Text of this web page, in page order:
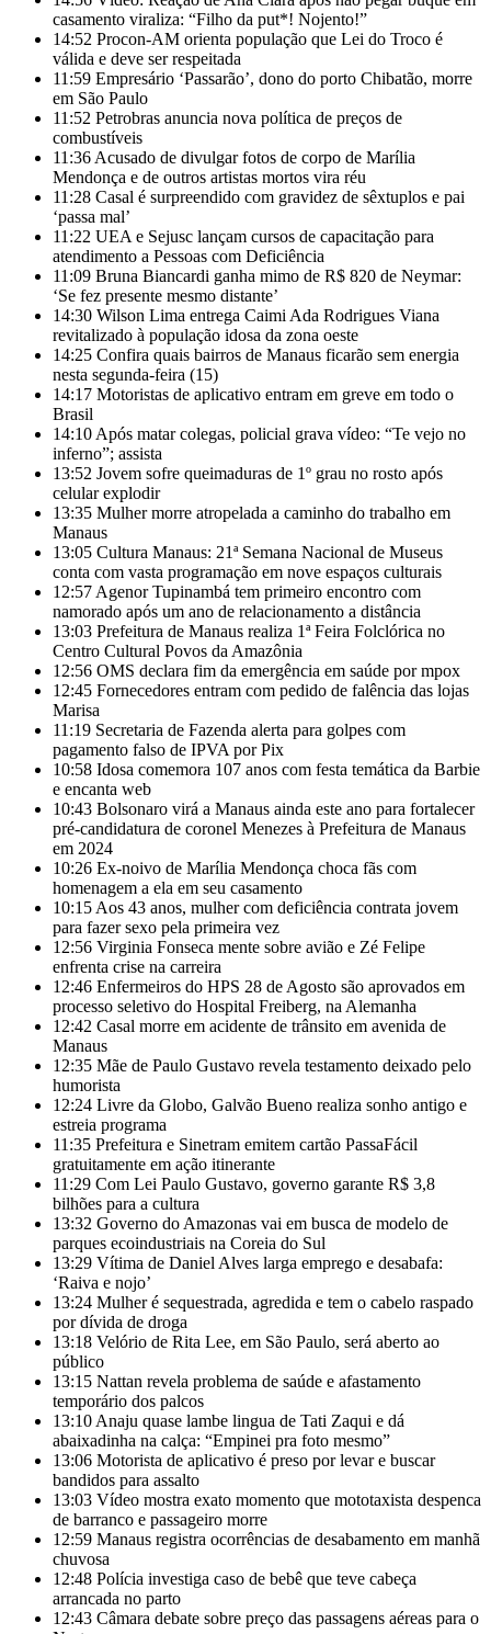
casamento viraliza: “Filho da put*! Nojento!”
14:52 Procon-AM orienta população que Lei do Troco é
válida e deve ser respeitada
11:59 Empresário ‘Passarão’, dono do porto Chibatão, morre
em São Paulo
11:52 Petrobras anuncia nova política de preços de
combustíveis
11:36 Acusado de divulgar fotos de corpo de Marília
Mendonça e de outros artistas mortos vira réu
11:28 Casal é surpreendido com gravidez de sêxtuplos e pai
‘passa mal’
11:22 UEA e Sejusc lançam cursos de capacitação para
atendimento a Pessoas com Deficiência
11:09 Bruna Biancardi ganha mimo de R$ 820 de Neymar:
‘Se fez presente mesmo distante’
14:30 Wilson Lima entrega Caimi Ada Rodrigues Viana
revitalizado à população idosa da zona oeste
14:25 Confira quais bairros de Manaus ficarão sem energia
nesta segunda-feira (15)
14:17 Motoristas de aplicativo entram em greve em todo o
Brasil
14:10 Após matar colegas, policial grava vídeo: “Te vejo no
inferno”; assista
13:52 Jovem sofre queimaduras de 1º grau no rosto após
celular explodir
13:35 Mulher morre atropelada a caminho do trabalho em
Manaus
13:05 Cultura Manaus: 21ª Semana Nacional de Museus
conta com vasta programação em nove espaços culturais
12:57 Agenor Tupinambá tem primeiro encontro com
namorado após um ano de relacionamento a distância
13:03 Prefeitura de Manaus realiza 1ª Feira Folclórica no
Centro Cultural Povos da Amazônia
12:56 OMS declara fim da emergência em saúde por mpox
12:45 Fornecedores entram com pedido de falência das lojas
Marisa
11:19 Secretaria de Fazenda alerta para golpes com
pagamento falso de IPVA por Pix
10:58 Idosa comemora 107 anos com festa temática da Barbie
e encanta web
10:43 Bolsonaro virá a Manaus ainda este ano para fortalecer
pré-candidatura de coronel Menezes à Prefeitura de Manaus
em 2024
10:26 Ex-noivo de Marília Mendonça choca fãs com
homenagem a ela em seu casamento
10:15 Aos 43 anos, mulher com deficiência contrata jovem
para fazer sexo pela primeira vez
12:56 Virginia Fonseca mente sobre avião e Zé Felipe
enfrenta crise na carreira
12:46 Enfermeiros do HPS 28 de Agosto são aprovados em
processo seletivo do Hospital Freiberg, na Alemanha
12:42 Casal morre em acidente de trânsito em avenida de
Manaus
12:35 Mãe de Paulo Gustavo revela testamento deixado pelo
humorista
12:24 Livre da Globo, Galvão Bueno realiza sonho antigo e
estreia programa
11:35 Prefeitura e Sinetram emitem cartão PassaFácil
gratuitamente em ação itinerante
11:29 Com Lei Paulo Gustavo, governo garante R$ 3,8
bilhões para a cultura
13:32 Governo do Amazonas vai em busca de modelo de
parques ecoindustriais na Coreia do Sul
13:29 Vítima de Daniel Alves larga emprego e desabafa:
‘Raiva e nojo’
13:24 Mulher é sequestrada, agredida e tem o cabelo raspado
por dívida de droga
13:18 Velório de Rita Lee, em São Paulo, será aberto ao
público
13:15 Nattan revela problema de saúde e afastamento
temporário dos palcos
13:10 Anaju quase lambe lingua de Tati Zaqui e dá
abaixadinha na calça: “Empinei pra foto mesmo”
13:06 Motorista de aplicativo é preso por levar e buscar
bandidos para assalto
13:03 Vídeo mostra exato momento que mototaxista despenca
de barranco e passageiro morre
12:59 Manaus registra ocorrências de desabamento em manhã
chuvosa
12:48 Polícia investiga caso de bebê que teve cabeça
arrancada no parto
12:43 Câmara debate sobre preço das passagens aéreas para o